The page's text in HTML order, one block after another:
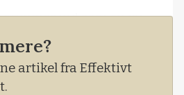
ind som en ny
MFO-kravet.
Kirsten Elkjær fra
i VKST.
artikel fra Effektivt